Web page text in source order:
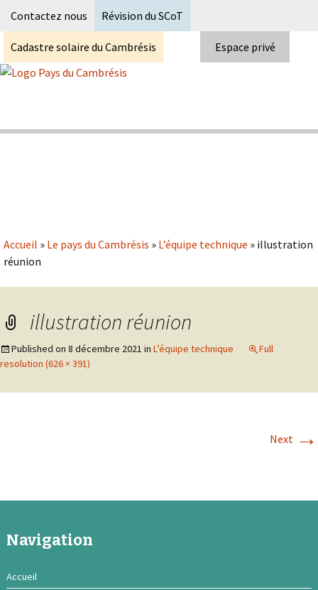
Contactez nous Révision du SCoT
Cadastre solaire du Cambrésis Espace privé
Accueil » Le pays du Cambrésis » L’équipe technique » illustration
réunion
illustration réunion
Published on 8 décembre 2021 in L’équipe technique
Full
resolution (626 × 391)
Next →
Navigation
Accueil